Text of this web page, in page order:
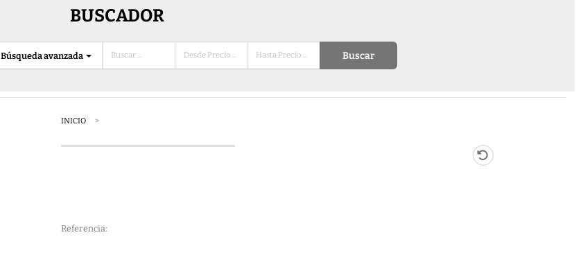
BUSCADOR
Búsqueda avanzada Buscar
INICIO
Referencia: